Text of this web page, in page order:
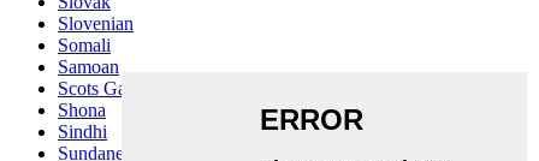
Slovenian
Somali
Samoan
Scots Gaelic
Shona
Sindhi
Sundanese